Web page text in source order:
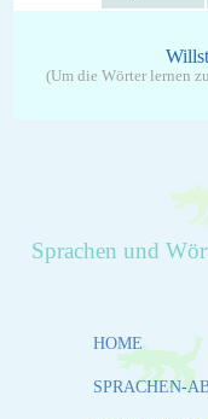
(Um die Wörter lernen
Sprachen und
HOME
SPRACHEN-